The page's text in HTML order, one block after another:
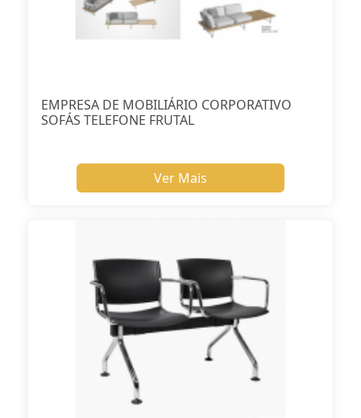
EMPRESA DE MOBILIÁRIO CORPORATIVO
SOFÁS TELEFONE FRUTAL
Ver Mais